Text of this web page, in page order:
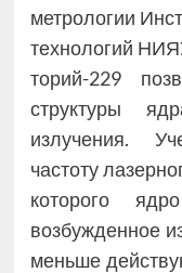
метрологии
технологий
торий-229
структуры
излучения.
частоту
которого
возбужденное
меньше